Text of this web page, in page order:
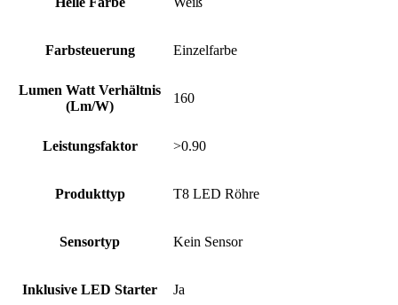
Farbsteuerung Einzelfarbe
Lumen Watt Verhältnis
(Lm/W)
160
Leistungsfaktor >0.90
Produkttyp T8 LED Röhre
Sensortyp Kein Sensor
Inklusive LED Starter Ja